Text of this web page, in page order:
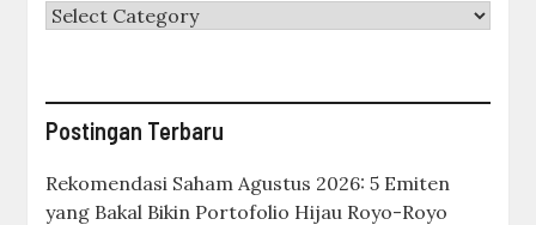
Categories
Postingan Terbaru
Rekomendasi Saham Agustus 2026: 5 Emiten
yang Bakal Bikin Portofolio Hijau Royo-Royo